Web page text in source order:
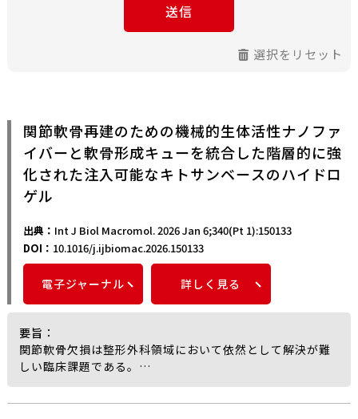
送信
選択をリセット
関節軟骨再建のための機械的生体活性ナノファ
イバーと軟骨形成キューを統合した階層的に強
化された注入可能なキトサンベースのハイドロ
ゲル
出典： Int J Biol Macromol. 2026 Jan 6;340(Pt 1):150133
DOI： 10.1016/j.ijbiomac.2026.150133
電子ジャーナル 詳しく見る
要旨 ：
関節軟骨欠損は整形外科領域において依然として解決が難
しい臨床課題である。
関節軟骨は滑膜関節における荷重支持組織であり、主にⅡ型
コラーゲン（type II collagen）とアグリカン